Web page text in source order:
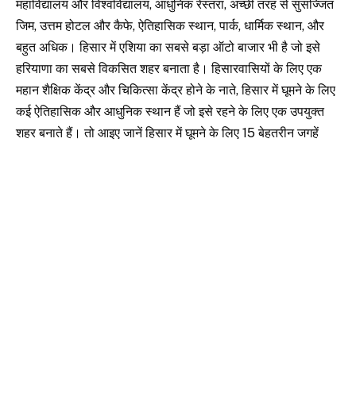
महाविद्यालय और विश्वविद्यालय, आधुनिक रेस्तरां, अच्छी तरह से सुसज्जित
जिम, उत्तम होटल और कैफे, ऐतिहासिक स्थान, पार्क, धार्मिक स्थान, और
बहुत अधिक। हिसार में एशिया का सबसे बड़ा ऑटो बाजार भी है जो इसे
हरियाणा का सबसे विकसित शहर बनाता है। हिसारवासियों के लिए एक
महान शैक्षिक केंद्र और चिकित्सा केंद्र होने के नाते, हिसार में घूमने के लिए
कई ऐतिहासिक और आधुनिक स्थान हैं जो इसे रहने के लिए एक उपयुक्त
शहर बनाते हैं। तो आइए जानें हिसार में घूमने के लिए 15 बेहतरीन जगहें